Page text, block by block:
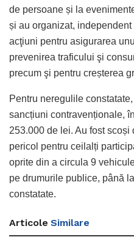
de persoane și la
și au organizat,
acţiuni pentru asigurarea
prevenirea traficului şi
precum şi pentru creșterea
Pentru neregulile
sancțiuni contravenționale,
253.000 de lei. Au fost scoși
pericol pentru ceilalți
oprite din a circula 9
pe drumurile publice, până
constatate.
Articole Similare